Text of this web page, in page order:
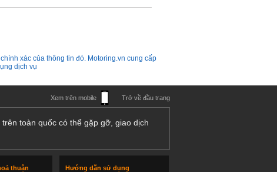
xác của thông tin đó. Motoring.vn cung cấp
dịch vụ
Xem trên mobile Trở về đầu trang
toàn quốc có thể gặp gỡ, giao dịch
thuận
Hướng dẫn sử dụng